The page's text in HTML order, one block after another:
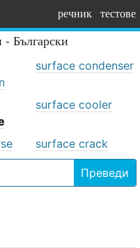
речник тестове
Български
surface condenser
surface cooler
surface crack
Преведи